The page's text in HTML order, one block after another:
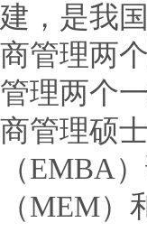
建，是我
商管理两
管理两个
商管理硕
（EMBA
（MEM